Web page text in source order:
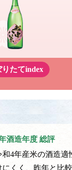
りたてindex
酒造年度 総評
4年産米の酒造適
くく、昨年と比